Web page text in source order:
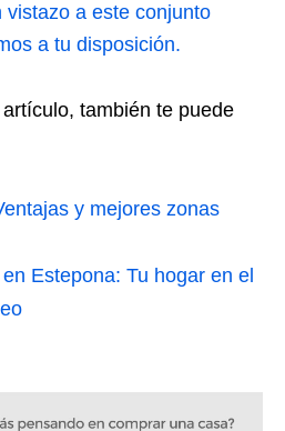
vistazo a este conjunto
a tu disposición.
también te puede
y mejores zonas
Estepona: Tu hogar en el